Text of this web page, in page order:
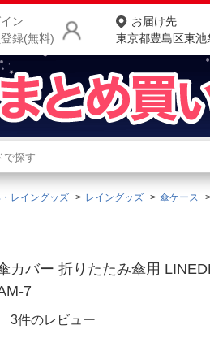
ン
録(無料)
お届け先
東京都豊島区東池
商品をさがす
ランキングからさがす
レイングッズ レイングッズ 傘ケース
カバー 折りたたみ傘用
7
3件のレビュー